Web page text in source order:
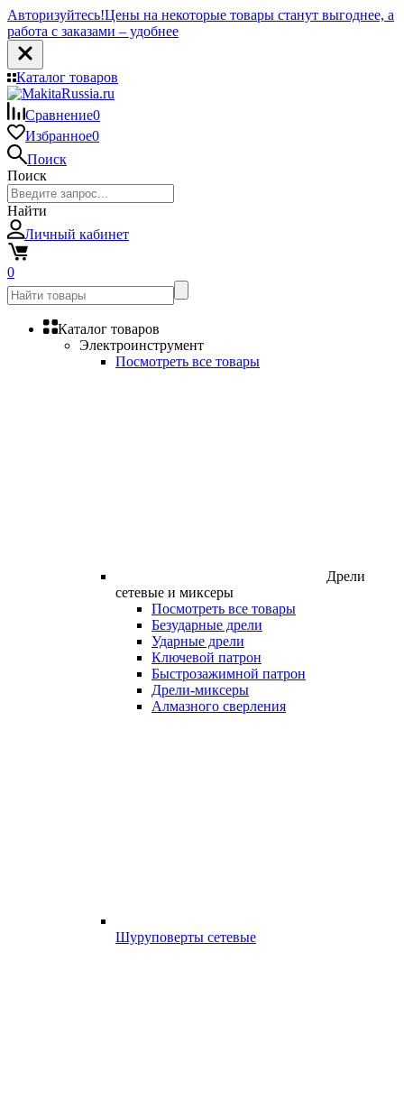
Авторизуйтесь!Цены на некоторые товары станут выгоднее, а
работа с заказами – удобнее
Каталог товаров
Сравнение0
Избранное0
Поиск
Поиск
Найти
Личный кабинет
0
Каталог товаров
Электроинструмент
Посмотреть все товары
Дрели
сетевые и миксеры
Посмотреть все товары
Безударные дрели
Ударные дрели
Ключевой патрон
Быстрозажимной патрон
Дрели-миксеры
Алмазного сверления
Шуруповерты сетевые